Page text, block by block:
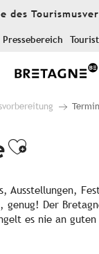
des
Pressebereich
Ajouter
Ausstellungen,
genug! Der
es nie an guten